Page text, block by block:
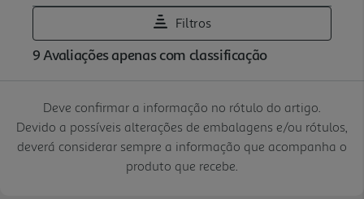
Deve confirmar a informação no rótulo do artigo.
Devido a possíveis alterações de embalagens e/ou rótulos,
deverá considerar sempre a informação que acompanha o
produto que recebe.